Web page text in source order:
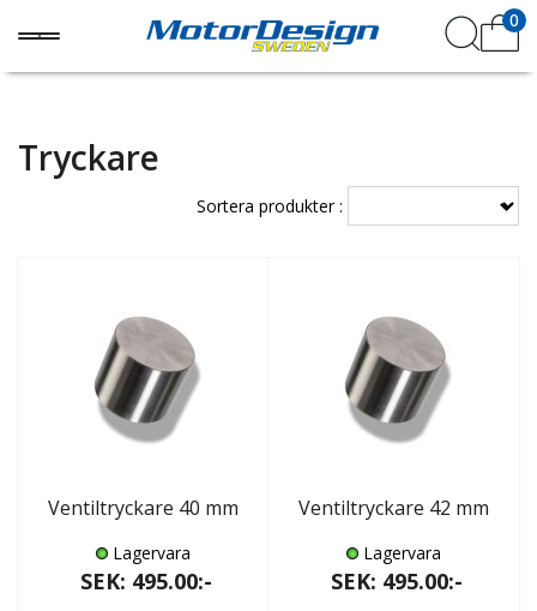
0
Tryckare
Sortera produkter :
Ventiltryckare 40 mm
Lagervara
SEK: 495.00:-
Ventiltryckare 42 mm
Lagervara
SEK: 495.00:-